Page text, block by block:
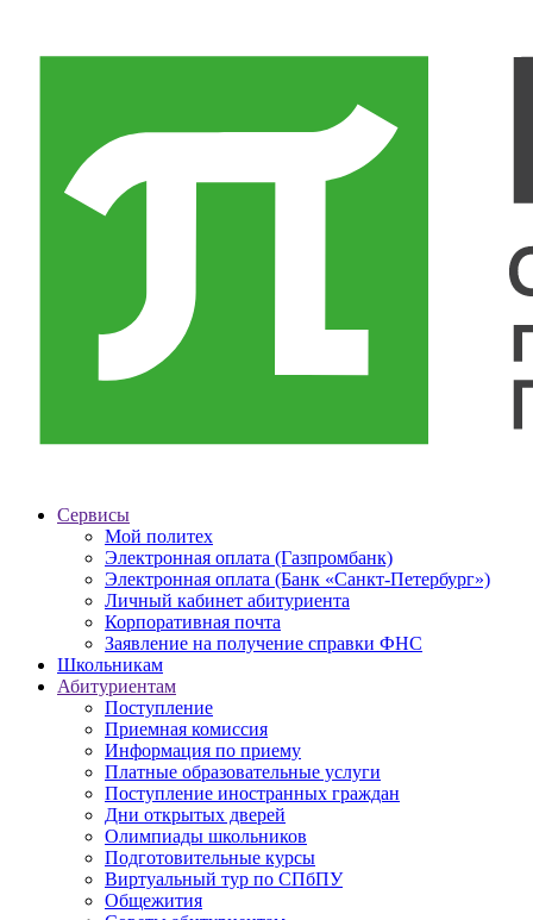
Сервисы
Мой политех
Электронная оплата (Газпромбанк)
Электронная оплата (Банк «Санкт-Петербург»)
Личный кабинет абитуриента
Корпоративная почта
Заявление на получение справки ФНС
Школьникам
Абитуриентам
Поступление
Приемная комиссия
Информация по приему
Платные образовательные услуги
Поступление иностранных граждан
Дни открытых дверей
Олимпиады школьников
Подготовительные курсы
Виртуальный тур по СПбПУ
Общежития